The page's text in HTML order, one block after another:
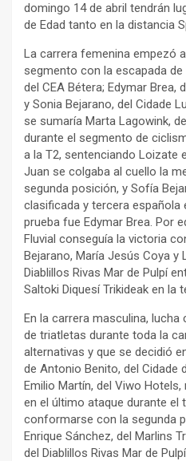
domingo 14 de abril tendrán
de Edad tanto en la distancia
La carrera femenina empezó
segmento con la escapada
del CEA Bétera; Edymar Brea,
y Sonia Bejarano, del Cidade
se sumaría Marta Lagowink,
durante el segmento de
a la T2, sentenciando Loizate
Juan se colgaba al cuello la
segunda posición, y Sofía
clasificada y tercera española
prueba fue Edymar Brea. Por
Fluvial conseguía la victoria
Bejarano, María Jesús Coya y
Diablillos Rivas Mar de Pulpí
Saltoki Diquesí Trikideak en la
En la carrera masculina,
de triatletas durante toda la
alternativas y que se decidió
de Antonio Benito, del Cidade
Emilio Martín, del Viwo
en el último ataque durante el
conformarse con la segunda
Enrique Sánchez, del Marlins
del Diablillos Rivas Mar de